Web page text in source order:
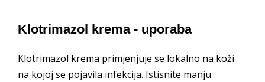
Klotrimazol krema - uporaba
Klotrimazol krema primjenjuje se lokalno na koži
na kojoj se pojavila infekcija. Istisnite manju